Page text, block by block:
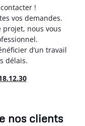
!
vos demandes.
projet, nous vous
d’un travail
délais.
nos clients